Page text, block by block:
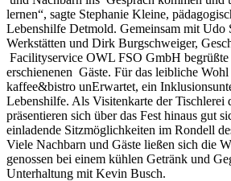
lernen“, sagte Stephanie Kleine,
Lebenshilfe Detmold. Gemeinsam mit Udo
Werkstätten und Dirk Burgschweiger,
Facilityservice OWL FSO GmbH begrüßte
erschienenen Gäste. Für das leibliche Wohl
kaffee&bistro unErwartet, ein
Lebenshilfe. Als Visitenkarte der Tischlerei
präsentieren sich über das Fest hinaus gut
einladende Sitzmöglichkeiten im Rondell
Viele Nachbarn und Gäste ließen sich die
genossen bei einem kühlen Getränk und
Unterhaltung mit Kevin Busch.